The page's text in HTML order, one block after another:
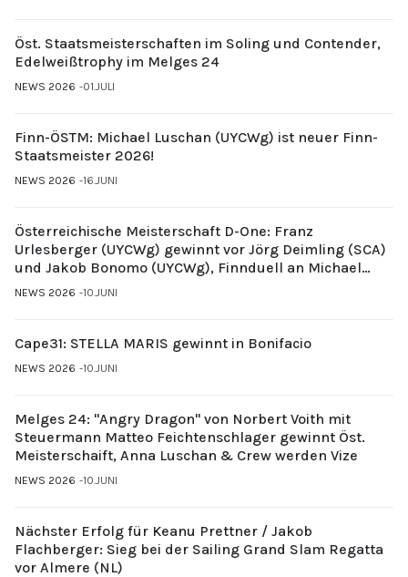
Öst. Staatsmeisterschaften im Soling und Contender,
Edelweißtrophy im Melges 24
NEWS 2026 01.JULI
Finn-ÖSTM: Michael Luschan (UYCWg) ist neuer Finn-
Staatsmeister 2026!
NEWS 2026 16.JUNI
Österreichische Meisterschaft D-One: Franz
Urlesberger (UYCWg) gewinnt vor Jörg Deimling (SCA)
und Jakob Bonomo (UYCWg), Finnduell an Michael
Gubi (UYCMo)
NEWS 2026 10.JUNI
Cape31: STELLA MARIS gewinnt in Bonifacio
NEWS 2026 10.JUNI
Melges 24: "Angry Dragon" von Norbert Voith mit
Steuermann Matteo Feichtenschlager gewinnt Öst.
Meisterschaift, Anna Luschan & Crew werden Vize
NEWS 2026 10.JUNI
Nächster Erfolg für Keanu Prettner / Jakob
Flachberger: Sieg bei der Sailing Grand Slam Regatta
vor Almere (NL)